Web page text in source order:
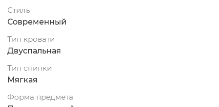
Стиль
Современный
Тип кровати
Двуспальная
Тип спинки
Мягкая
Форма предмета